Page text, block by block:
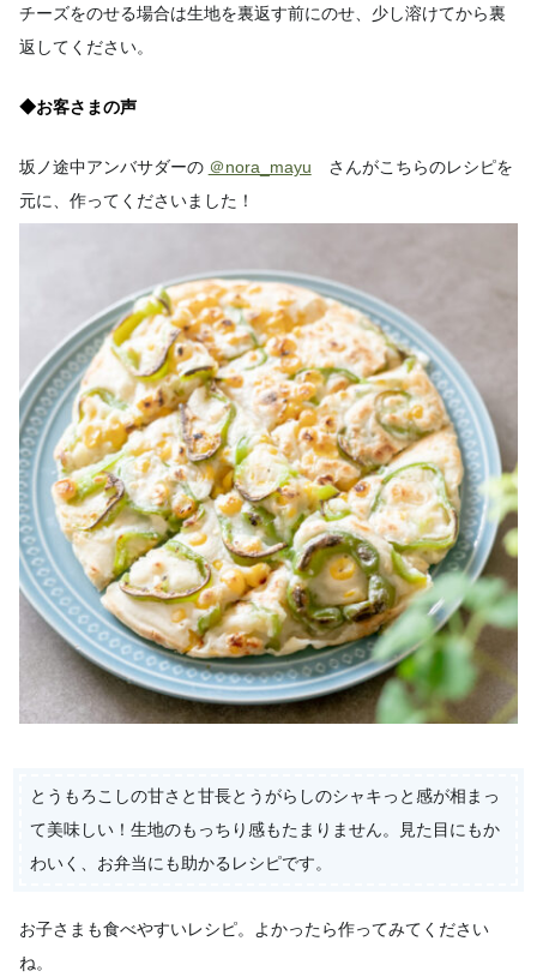
チーズをのせる場合は生地を裏返す前にのせ、少し溶けてから裏
返してください。
◆お客さまの声
坂ノ途中アンバサダーの ＠nora_mayu さんがこちらのレシピを
元に、作ってくださいました！
とうもろこしの甘さと甘長とうがらしのシャキっと感が相まっ
て美味しい！生地のもっちり感もたまりません。見た目にもか
わいく、お弁当にも助かるレシピです。
お子さまも食べやすいレシピ。よかったら作ってみてください
ね。